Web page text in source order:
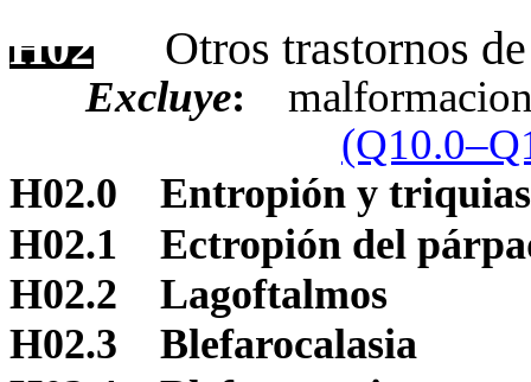
H02 Otros trastornos
Excluye:
H02.0
Entropión y
H02.1
Ectropión del
H02.2
Lagoftalmos
H02.3
Blefarocalasia